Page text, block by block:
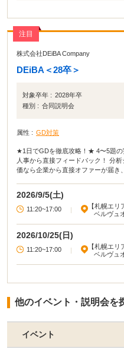
注目
株式会社DEiBA Company
DEiBA＜28卒＞
対象卒年 : 2028年卒
種別 : 合同説明会
属性 : GD対策
★1日でGDを徹底攻略！★ 4〜5題の
人事から直接フィードバック！ 分
価なら企業から直接オファーが届き
2026/9/5(土)
11:20~17:00
【札幌エリ
ベルヴュ
2026/10/25(日)
11:20~17:00
【札幌エリ
ベルヴュ
他のイベント・説明会を
イベント